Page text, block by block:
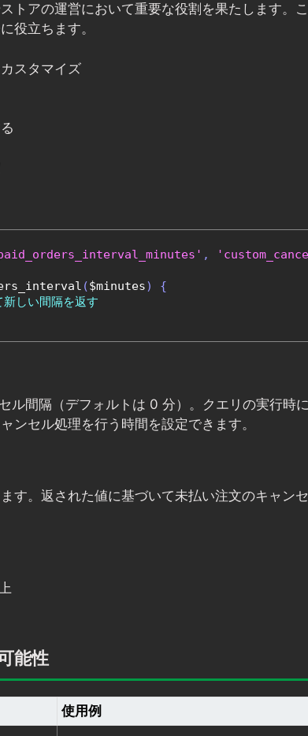
トアの運営において重要な役割を果たします。
役立ちます。
スタマイズ
,
($minutes)
{
しい間隔を返す
ル間隔（デフォルトは 0 分）。クエリの実行時
ンセル処理を行う時間を設定できます。
す。返された値に基づいて未払い注文のキャン
能性
使用例